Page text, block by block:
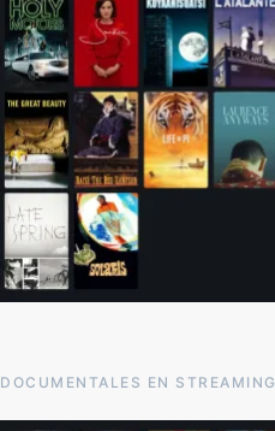
DOCUMENTALES EN STREAMING